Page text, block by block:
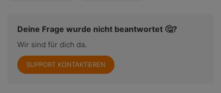
Deine Frage wurde nicht beantwortet 🤔?
Wir sind für dich da.
SUPPORT KONTAKTIEREN